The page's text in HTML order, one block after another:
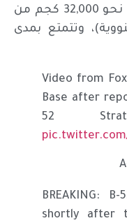
العالم، وتتميز بقدرتها على حمل نحو 32,000 كجم من
وتتمتع بمدى
Video from
Base after
52
BREAKING:
shortly after